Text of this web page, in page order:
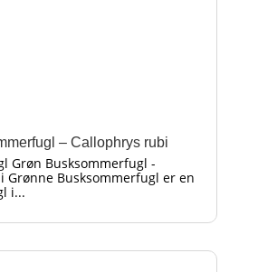
– Callophrys rubi
Grøn Busksommerfugl -
Grønne Busksommerfugl er en
i...